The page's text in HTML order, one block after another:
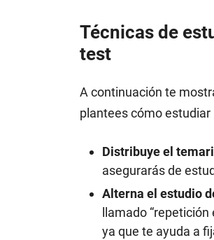
Técnicas de
test
A continuación te
plantees cómo
Distribuye el
asegurarás de
Alterna el estudio
llamado
ya que te ayuda a